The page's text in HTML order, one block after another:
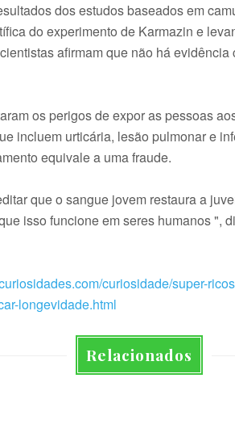
dos estudos baseados em
do experimento de Karmazin e
afirmam que não há
os perigos de expor as pessoas
incluem urticária, lesão pulmonar e
equivale a uma fraude.
que o sangue jovem restaura a
isso funcione em seres humanos ",
curiosidade/super-
longevidade.html
Relacionados